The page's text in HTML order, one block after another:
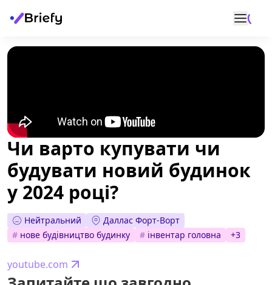
Чи варто купувати чи
будувати новий будинок
у 2024 році?
Нейтральний
Даллас Форт-Ворт
# нове будівництво будинку # інвентар головна +3
youtube.com